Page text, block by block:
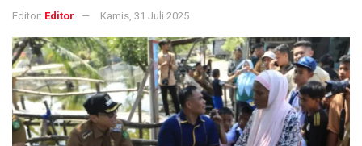
Editor: Editor Kamis, 31 Juli 2025